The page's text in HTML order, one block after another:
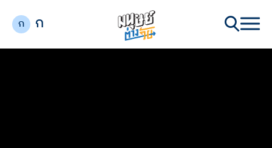
ก ก